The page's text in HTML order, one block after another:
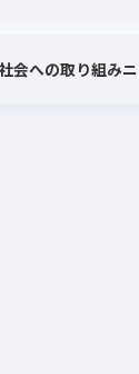
会への取り組み